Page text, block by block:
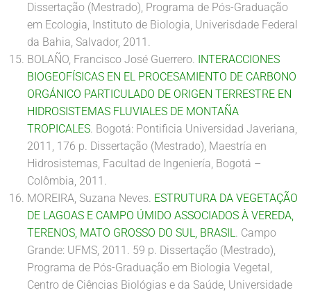
Dissertação (Mestrado), Programa de Pós-Graduação
em Ecologia, Instituto de Biologia, Univerisdade Federal
da Bahia, Salvador, 2011.
BOLAÑO, Francisco José Guerrero. INTERACCIONES
BIOGEOFÍSICAS EN EL PROCESAMIENTO DE CARBONO
ORGÁNICO PARTICULADO DE ORIGEN TERRESTRE EN
HIDROSISTEMAS FLUVIALES DE MONTAÑA
TROPICALES. Bogotá: Pontificia Universidad Javeriana,
2011, 176 p. Dissertação (Mestrado), Maestría en
Hidrosistemas, Facultad de Ingeniería, Bogotá –
Colômbia, 2011.
MOREIRA, Suzana Neves. ESTRUTURA DA VEGETAÇÃO
DE LAGOAS E CAMPO ÚMIDO ASSOCIADOS À VEREDA,
TERENOS, MATO GROSSO DO SUL, BRASIL. Campo
Grande: UFMS, 2011. 59 p. Dissertação (Mestrado),
Programa de Pós-Graduação em Biologia Vegetal,
Centro de Ciências Biológias e da Saúde, Universidade